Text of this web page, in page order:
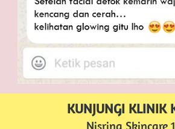
KUNJUNGI KLINIK
Nisrina Skincare